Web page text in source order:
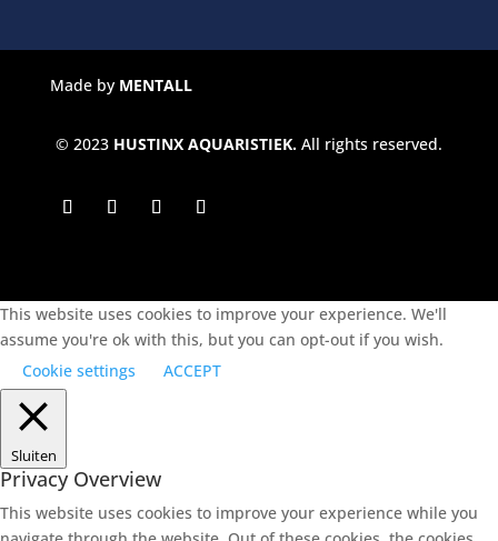
Made by MENTALL
© 2023 HUSTINX AQUARISTIEK.All rights reserved.
This website uses cookies to improve your experience. We'll
assume you're ok with this, but you can opt-out if you wish.
Cookie settings
ACCEPT
Sluiten
Privacy Overview
This website uses cookies to improve your experience while you